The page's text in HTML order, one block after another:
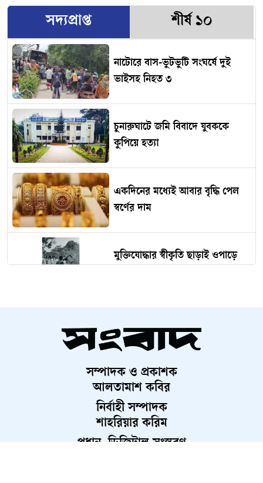
সদ্যপ্রাপ্ত শীর্ষ ১০
নাটোরে বাস-ভুটভুটি সংঘর্ষে দুই
ভাইসহ নিহত ৩
চুনারুঘাটে জমি বিবাদে যুবককে
কুপিয়ে হত্যা
একদিনের মধ্যেই আবার বৃদ্ধি পেল
স্বর্ণের দাম
মুক্তিযোদ্ধার স্বীকৃতি ছাড়াই ওপাড়ে
জুলাই স্মৃতি জাদুঘরে এনসিপি নেতারা
বাকৃবিতে বিজ্ঞানীদের মেলা, বৈপ্লবিক
পরিবর্তনের বার্তা!
রাজধানীতে পুলিশের অভিযান, ২৪
সম্পাদক ও প্রকাশক
আলতামাশ কবির
নির্বাহী সম্পাদক
শাহরিয়ার করিম
প্রধান, ডিজিটাল সংস্করণ